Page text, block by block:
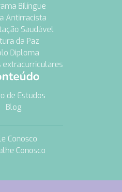
Bilíngue
Antirracista
Saudável
da Paz
Diploma
extracurriculares
de Estudos
Blog
Conosco
Conosco